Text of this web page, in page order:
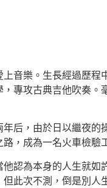
樂。生長經過歷程
專攻古典吉他吹奏
后，由於日以繼夜
，成為一名火車檢驗
為本身的人生就如
此次不測，倒是別